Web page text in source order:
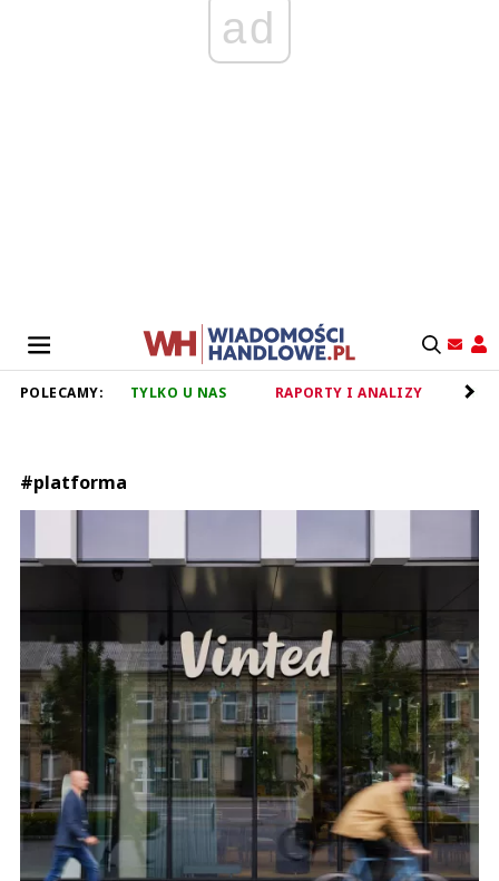
ad
POLECAMY: TYLKO U NAS RAPORTY I ANALIZY
#platforma